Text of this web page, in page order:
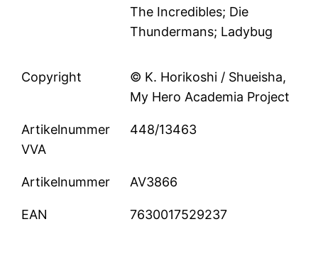
The Incredibles; Die
Thundermans; Ladybug
Copyright
© K. Horikoshi / Shueisha,
My Hero Academia Project
Artikelnummer
VVA
448/13463
Artikelnummer AV3866
EAN 7630017529237